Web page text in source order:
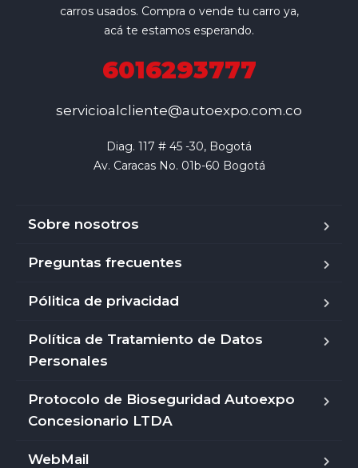
carros usados. Compra o vende tu carro ya,
acá te estamos esperando.
6016293777
servicioalcliente@autoexpo.com.co
Diag. 117 # 45 -30, Bogotá
Av. Caracas No. 01b-60 Bogotá
Sobre nosotros
Preguntas frecuentes
Pólitica de privacidad
Política de Tratamiento de Datos
Personales
Protocolo de Bioseguridad Autoexpo
Concesionario LTDA
WebMail